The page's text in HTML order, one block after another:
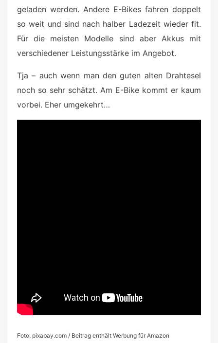
geladen werden. Andere E-Bikes fahren doppelt
so weit und sind nach halber Ladezeit wieder fit.
Für die meisten Modelle sind aber Akkus mit
verschiedener Leistungsstärke im Angebot.
Tja – auch wenn man den guten alten Drahtesel
noch so sehr schätzt. Am E-Bike kommt er kaum
vorbei. Eher umgekehrt…
Foto: pixabay.com / Beitrag enthält Werbung für Amazon